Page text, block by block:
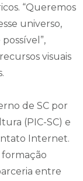
“Queremos
universo,
visuais
de SC por
(PIC-SC) e
Internet.
formação
entre